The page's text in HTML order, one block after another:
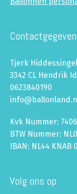
Tjerk
3342 CL Hendrik
0623840190
Kvk Nummer:
BTW Nummer:
IBAN: NL44 KNAB
Volg ons op